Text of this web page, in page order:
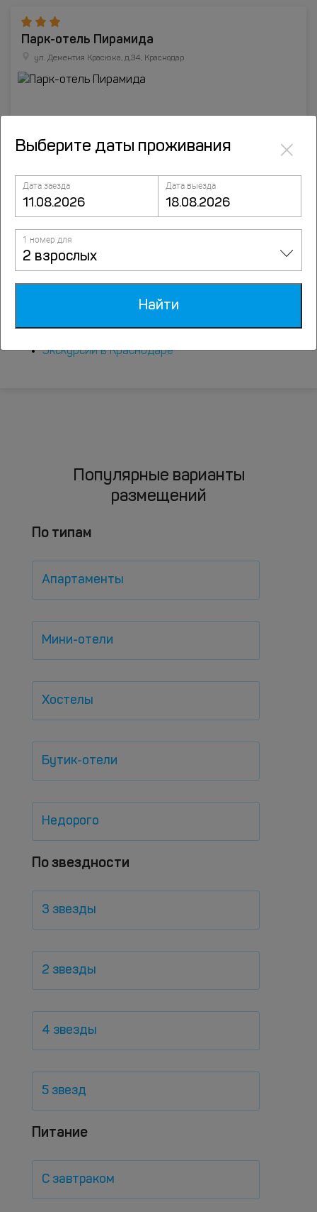
Парк-отель Пирамида
ул. Дементия Красюка, д.34, Краснодар
Отели Краснодара
Экскурсии в Краснодаре
Популярные варианты
размещений
По типам
Апартаменты
Мини-отели
Хостелы
Бутик-отели
Недорого
По звездности
3 звезды
2 звезды
4 звезды
5 звезд
Питание
С завтраком
Выберите даты проживания ×
Дата заезда Дата выезда
1 номер для
2 взрослых
Найти